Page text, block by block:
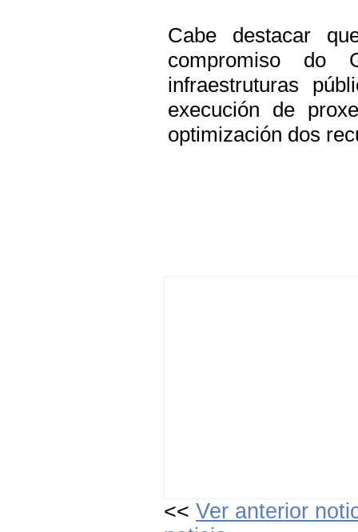
Cabe destacar
compromiso do
infraestruturas
execución de
optimización dos
<< Ver anterior